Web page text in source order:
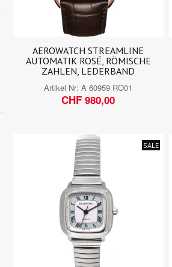
AEROWATCH STREAMLINE
AUTOMATIK ROSÉ, RÖMISCHE
ZAHLEN, LEDERBAND
Artikel Nr:A 60959 RO01
CHF 980,00
SALE